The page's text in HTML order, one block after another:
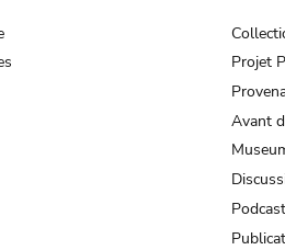
Projet
Avant